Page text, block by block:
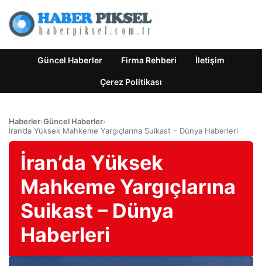
Güncel Haberler Firma Rehberi İletişim
Çerez Politikası
Haberler›Güncel Haberler›
İran’da Yüksek Mahkeme Yargıçlarına Suikast – Dünya Haberleri
İran’da Yüksek
Mahkeme Yargıçlarına
Suikast – Dünya
Haberleri